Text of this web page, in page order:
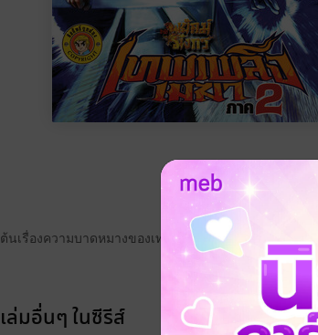
ต้นเรื่องความบาดหมางของเทพเพลิงเมฆากับประมุขพรรค
เล่มอื่นๆ ในซีรีส์